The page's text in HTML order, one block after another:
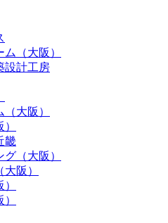
（大阪）
設計工房
大阪）
畿
（大阪）
阪）